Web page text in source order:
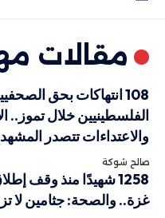
مقالات
108 انتهاكات بحق
الفلسطينيين خلال تموز..
والاعتداءات تتصدر المشهد
صالح شوكة
1258 شهيدًا منذ وقف
غزة.. والصحة: جثامين لا